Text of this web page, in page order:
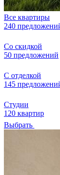
Все квартиры
240
Со скидкой
50 предложений
С отделкой
145
Студии
120 квартир
Выбрать